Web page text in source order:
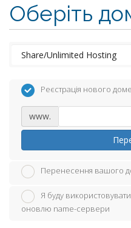
Оберіть
Реєстрація нового
www.
Перенесення вашого
Я буду
оновлю name-сервери